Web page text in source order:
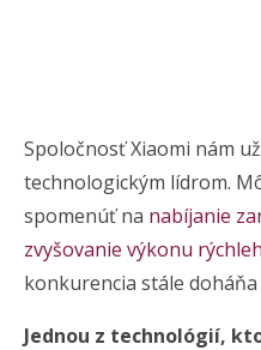
Spoločnosť Xiaomi nám
technologickým lídrom.
spomenúť na nabíjanie
zvyšovanie výkonu
konkurencia stále
Jednou z technológií,